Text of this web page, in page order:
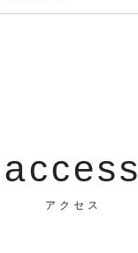
access
アクセス